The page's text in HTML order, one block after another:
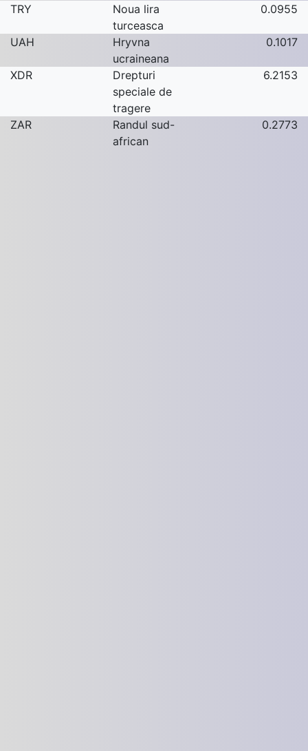
TRY
Noua lira
turceasca
0.0955
UAH
Hryvna
ucraineana
0.1017
XDR
Drepturi
speciale de
tragere
6.2153
ZAR
Randul sud-
african
0.2773